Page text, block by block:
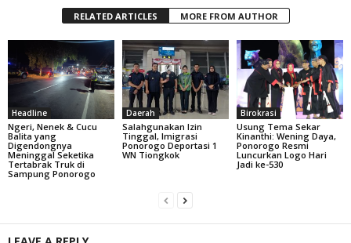
RELATED ARTICLES MORE FROM AUTHOR
Headline
Ngeri, Nenek & Cucu
Balita yang
Digendongnya
Meninggal Seketika
Tertabrak Truk di
Sampung Ponorogo
Daerah
Salahgunakan Izin
Tinggal, Imigrasi
Ponorogo Deportasi 1
WN Tiongkok
Birokrasi
Usung Tema Sekar
Kinanthi: Wening Daya,
Ponorogo Resmi
Luncurkan Logo Hari
Jadi ke-530